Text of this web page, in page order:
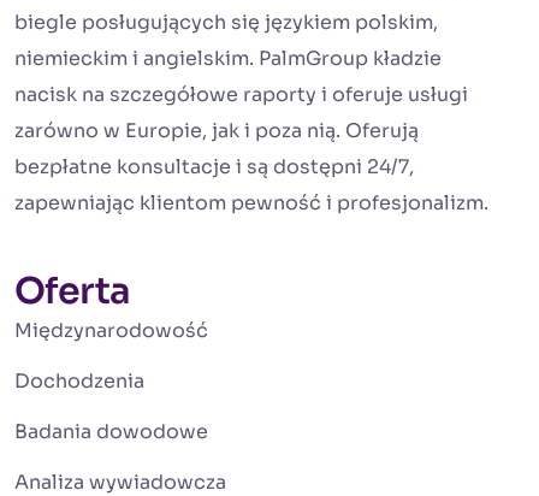
biegle posługujących się językiem polskim,
niemieckim i angielskim. PalmGroup kładzie
nacisk na szczegółowe raporty i oferuje usługi
zarówno w Europie, jak i poza nią. Oferują
bezpłatne konsultacje i są dostępni 24/7,
zapewniając klientom pewność i profesjonalizm.
Oferta
Międzynarodowość
Dochodzenia
Badania dowodowe
Analiza wywiadowcza